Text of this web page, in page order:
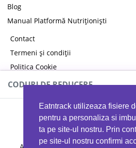
Eatntrack utilizeaza fisiere
pentru a personaliza si
ta pe site-ul nostru. Prin
pe site-ul nostru confirmi
Blog
Manual Platformă Nutriționiști
Contact
Termeni și condiții
Politica Cookie
Politica de confidențialitate
CODURI DE REDUCERE